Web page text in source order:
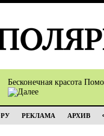
Бесконечная красота
РЕКЛАМА АРХИВ